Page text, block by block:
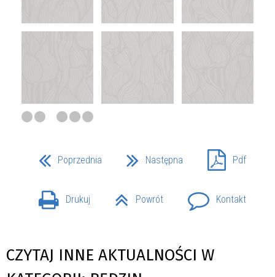
Poprzednia Następna Pdf
Drukuj Powrót Kontakt
CZYTAJ INNE AKTUALNOŚCI W